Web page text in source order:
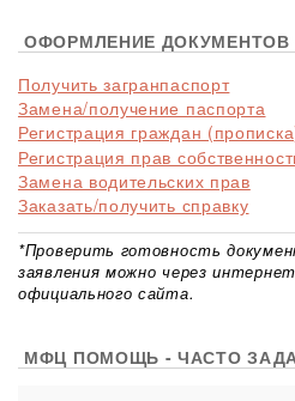
ОФОРМЛЕНИЕ ДОКУМЕНТОВ
Получить загранпаспорт
Замена/получение паспорта
Регистрация граждан
Регистрация прав
Замена водительских прав
Заказать/получить справку
*Проверить готовность
заявления можно через
официального сайта.
МФЦ ПОМОЩЬ - ЧАСТО